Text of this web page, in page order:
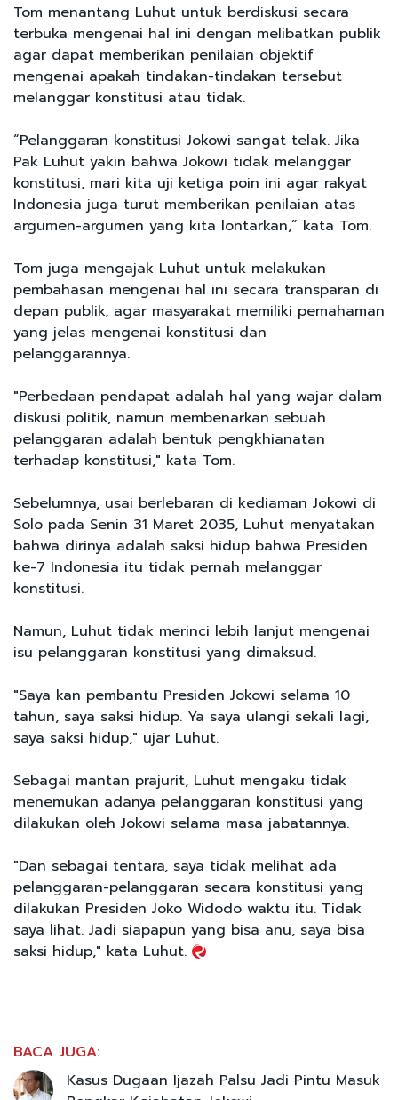
Tom menantang Luhut untuk berdiskusi secara
terbuka mengenai hal ini dengan melibatkan publik
agar dapat memberikan penilaian objektif
mengenai apakah tindakan-tindakan tersebut
melanggar konstitusi atau tidak.
“Pelanggaran konstitusi Jokowi sangat telak. Jika
Pak Luhut yakin bahwa Jokowi tidak melanggar
konstitusi, mari kita uji ketiga poin ini agar rakyat
Indonesia juga turut memberikan penilaian atas
argumen-argumen yang kita lontarkan,” kata Tom.
Tom juga mengajak Luhut untuk melakukan
pembahasan mengenai hal ini secara transparan di
depan publik, agar masyarakat memiliki pemahaman
yang jelas mengenai konstitusi dan
pelanggarannya.
"Perbedaan pendapat adalah hal yang wajar dalam
diskusi politik, namun membenarkan sebuah
pelanggaran adalah bentuk pengkhianatan
terhadap konstitusi," kata Tom.
Sebelumnya, usai berlebaran di kediaman Jokowi di
Solo pada Senin 31 Maret 2035, Luhut menyatakan
bahwa dirinya adalah saksi hidup bahwa Presiden
ke-7 Indonesia itu tidak pernah melanggar
konstitusi.
Namun, Luhut tidak merinci lebih lanjut mengenai
isu pelanggaran konstitusi yang dimaksud.
"Saya kan pembantu Presiden Jokowi selama 10
tahun, saya saksi hidup. Ya saya ulangi sekali lagi,
saya saksi hidup," ujar Luhut.
Sebagai mantan prajurit, Luhut mengaku tidak
menemukan adanya pelanggaran konstitusi yang
dilakukan oleh Jokowi selama masa jabatannya.
"Dan sebagai tentara, saya tidak melihat ada
pelanggaran-pelanggaran secara konstitusi yang
dilakukan Presiden Joko Widodo waktu itu. Tidak
saya lihat. Jadi siapapun yang bisa anu, saya bisa
saksi hidup," kata Luhut.
BACA JUGA:
Kasus Dugaan Ijazah Palsu Jadi Pintu Masuk